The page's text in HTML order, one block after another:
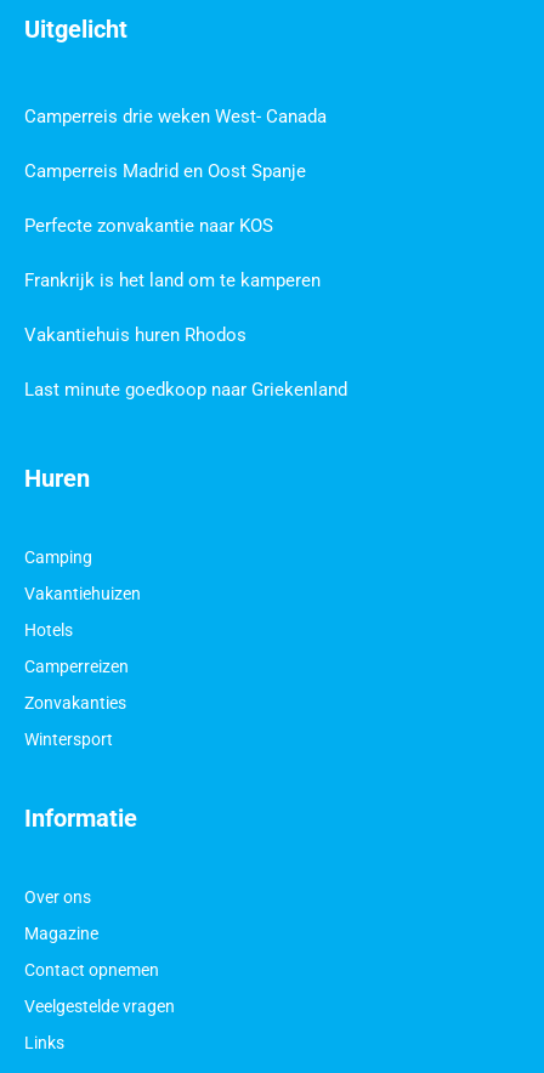
Informatie
Over ons
Magazine
Contact opnemen
Veelgestelde vragen
Links
Huren
Camping
Vakantiehuizen
Hotels
Camperreizen
Zonvakanties
Wintersport
Uitgelicht
Camperreis drie weken West- Canada
Camperreis Madrid en Oost Spanje
Perfecte zonvakantie naar KOS
Frankrijk is het land om te kamperen
Vakantiehuis huren Rhodos
Last minute goedkoop naar Griekenland